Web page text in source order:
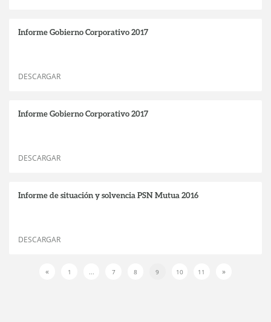
Informe Gobierno Corporativo 2017
DESCARGAR
Informe Gobierno Corporativo 2017
DESCARGAR
Informe de situación y solvencia PSN Mutua 2016
DESCARGAR
«
Previous
1 ... 7 8 9 10 11 »
Next